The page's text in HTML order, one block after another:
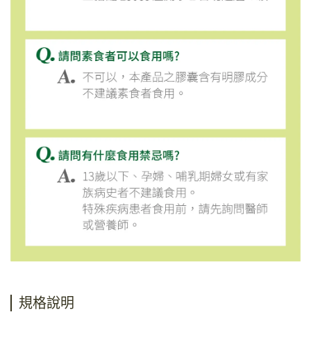
規格說明